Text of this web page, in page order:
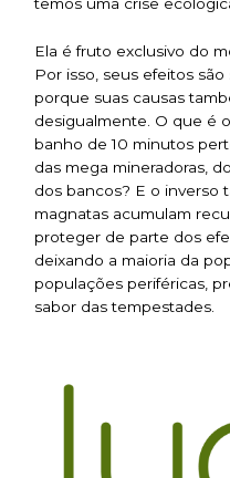
Ela é fruto exclusivo do
Por isso, seus efeitos
porque suas causas
desigualmente. O que é
banho de 10 minutos
das mega mineradoras,
dos bancos? E o inverso
magnatas acumulam
proteger de parte dos
deixando a maioria da
populações periféricas,
sabor das tempestades.